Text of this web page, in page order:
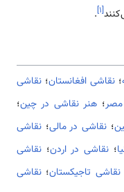
[۱]
.
؛نقاشی افغانستان؛ نقاشی
؛ هنر نقاشی در چین؛
؛ نقاشی در مالی؛ نقاشی
؛نقاشی در اردن؛ نقاشی
نقاشی تاجیکستان؛ نقاشی